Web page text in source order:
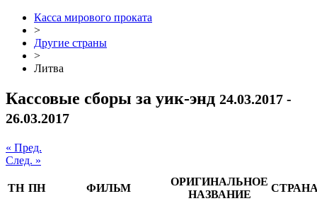
Касса мирового проката
>
Другие страны
>
Литва
Кассовые сборы за уик-энд 24.03.2017 -
26.03.2017
« Пред.
След. »
ТН ПН ФИЛЬМ
ОРИГИНАЛЬНОЕ
НАЗВАНИЕ